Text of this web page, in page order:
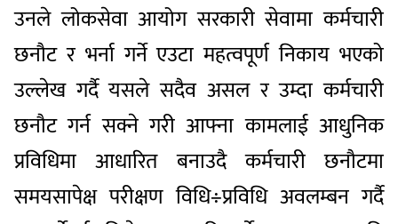
उनले लोकसेवा आयोग सरकारी सेवामा कर्मचारी
छनौट र भर्ना गर्ने एउटा महत्वपूर्ण निकाय भएको
उल्लेख गर्दै यसले सदैव असल र उम्दा कर्मचारी
छनौट गर्न सक्ने गरी आफ्ना कामलाई आधुनिक
प्रविधिमा आधारित बनाउदै कर्मचारी छनौटमा
समयसापेक्ष परीक्षण विधि÷प्रविधि अवलम्बन गर्दै